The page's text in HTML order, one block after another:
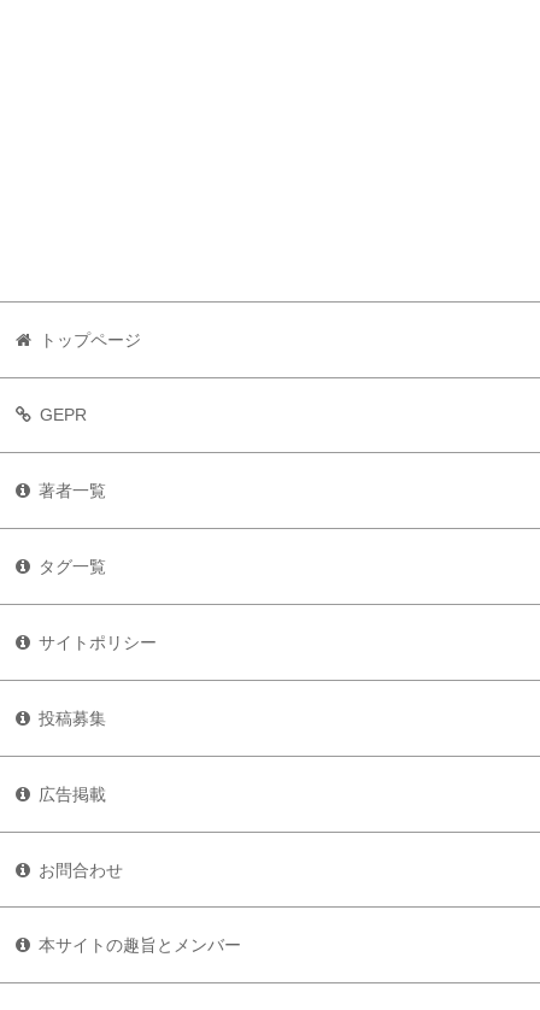
トップページ
GEPR
著者一覧
タグ一覧
サイトポリシー
投稿募集
広告掲載
お問合わせ
本サイトの趣旨とメンバー